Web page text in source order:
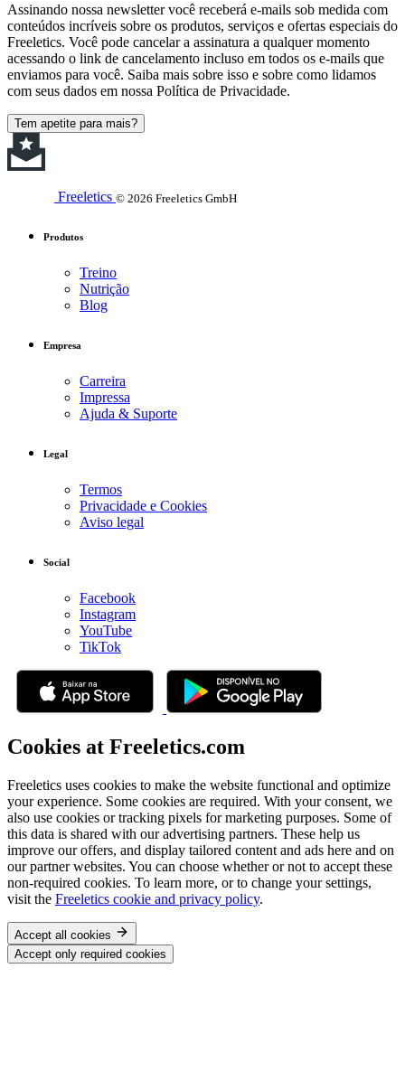
Assinando nossa newsletter você receberá e-mails sob medida com
conteúdos incríveis sobre os produtos, serviços e ofertas especiais do
Freeletics. Você pode cancelar a assinatura a qualquer momento
acessando o link de cancelamento incluso em todos os e-mails que
enviamos para você. Saiba mais sobre isso e sobre como lidamos
com seus dados em nossa Política de Privacidade.
Tem apetite para mais?
Freeletics © 2026 Freeletics GmbH
Produtos
Treino
Nutrição
Blog
Empresa
Carreira
Impressa
Ajuda & Suporte
Legal
Termos
Privacidade e Cookies
Aviso legal
Social
Facebook
Instagram
YouTube
TikTok
Cookies at Freeletics.com
Freeletics uses cookies to make the website functional and optimize
your experience. Some cookies are required. With your consent, we
also use cookies or tracking pixels for marketing purposes. Some of
this data is shared with our advertising partners. These help us
improve our offers, and display tailored content and ads here and on
our partner websites. You can choose whether or not to accept these
non-required cookies. To learn more, or to change your settings,
visit the Freeletics cookie and privacy policy.
Accept all cookies
Accept only required cookies